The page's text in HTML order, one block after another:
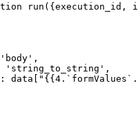
run({execution_id,
'string_to_string',